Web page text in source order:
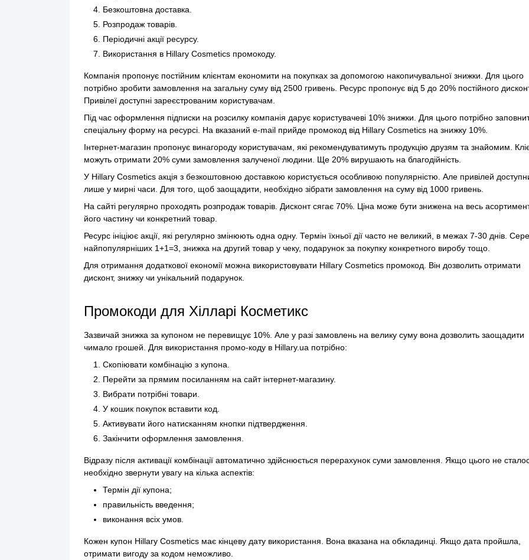
Безкоштовна доставка.
Розпродаж товарів.
Періодичні акції ресурсу.
Використання в Hillary Cosmetics промокоду.
Компанія пропонує постійним клієнтам економити на покупках за допомогою накопичувальної знижки. Для цього
потрібно зробити замовлення на загальну суму від 2500 гривень. Ресурс пропонує від 5 до 20% постійного
Привілеї доступні зареєстрованим користувачам.
Під час оформлення підписки на розсилку компанія дарує користувачеві 10% знижки. Для цього потрібно
спеціальну форму на ресурсі. На вказаний e-mail прийде промокод від Hillary Cosmetics на знижку 10%.
Інтернет-магазин пропонує винагороду користувачам, які рекомендуватимуть продукцію друзям та знайомим.
можуть отримати 20% суми замовлення залученої людини. Ще 20% вирушають на благодійність.
У Hillary Cosmetics акція з безкоштовною доставкою користується особливою популярністю. Але привілей
лише у мирні часи. Для того, щоб заощадити, необхідно зібрати замовлення на суму від 1000 гривень.
На сайті регулярно проходять розпродаж товарів. Дисконт сягає 70%. Ціна може бути знижена на весь
його частину чи конкретний товар.
Ресурс ініціює акції, які регулярно змінюють одна одну. Термін їхньої дії часто не великий, в межах 7-30 днів.
найпопулярніших 1+1=3, знижка на другий товар у чеку, подарунок за покупку конкретного виробу тощо.
Для отримання додаткової економії можна використовувати Hillary Cosmetics промокод. Він дозволить отримати
дисконт, знижку чи унікальний подарунок.
Промокоди для Хілларі Косметикс
Зазвичай знижка за купоном не перевищує 10%. Але у разі замовлень на велику суму вона дозволить заощадити
чимало грошей. Для використання промо-коду в Hillary.ua потрібно:
Скопіювати комбінацію з купона.
Перейти за прямим посиланням на сайт інтернет-магазину.
Вибрати потрібні товари.
У кошик покупок вставити код.
Активувати його натисканням кнопки підтвердження.
Закінчити оформлення замовлення.
Відразу після активації комбінації автоматично здійснюється перерахунок суми замовлення. Якщо цього не
необхідно звернути увагу на кілька аспектів:
Термін дії купона;
правильність введення;
виконання всіх умов.
Кожен купон Hillary Cosmetics має кінцеву дату використання. Вона вказана на обкладинці. Якщо дата пройшла,
отримати вигоду за кодом неможливо.